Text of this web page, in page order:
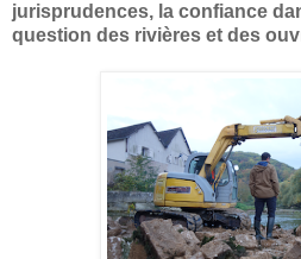
jurisprudences, la confiance
question des rivières et des